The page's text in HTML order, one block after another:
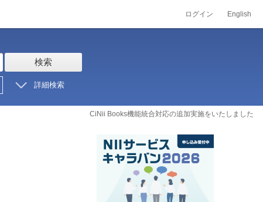
ログイン English
検索
詳細検索
CiNii Books機能統合対応の追加実施をいたしました